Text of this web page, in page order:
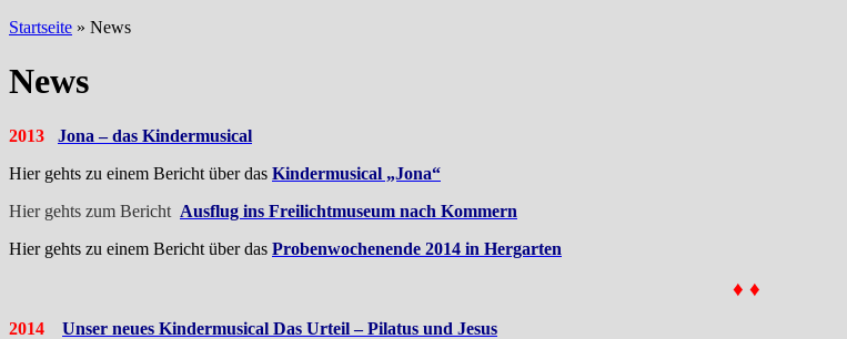
Startseite » News
News
2013
Jona – das Kindermusical
Hier gehts zu einem Bericht über das Kindermusical „Jona“
Hier gehts zum Bericht Ausflug ins Freilichtmuseum nach Kommern
Hier gehts zu einem Bericht über das Probenwochenende 2014 in Hergarten
♦ ♦
2014
Unser neues Kindermusical Das Urteil – Pilatus und Jesus